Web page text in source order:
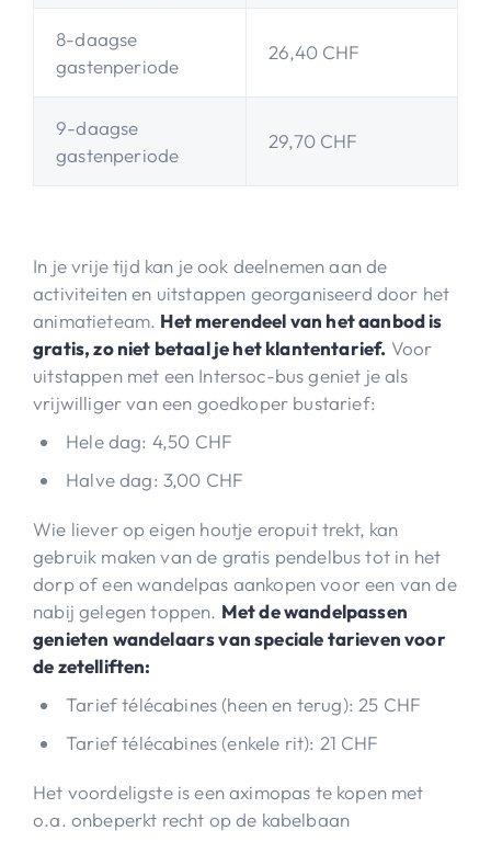
8-daagse
gastenperiode
26,40 CHF
9-daagse
gastenperiode
29,70 CHF
In je vrije tijd kan je ook deelnemen aan de
activiteiten en uitstappen georganiseerd door het
animatieteam. Het merendeel van het aanbod is
gratis, zo niet betaal je het klantentarief. Voor
uitstappen met een Intersoc-bus geniet je als
vrijwilliger van een goedkoper bustarief:
Hele dag: 4,50 CHF
Halve dag: 3,00 CHF
Wie liever op eigen houtje eropuit trekt, kan
gebruik maken van de gratis pendelbus tot in het
dorp of een wandelpas aankopen voor een van de
nabij gelegen toppen. Met de wandelpassen
genieten wandelaars van speciale tarieven voor
de zetelliften:
Tarief télécabines (heen en terug): 25 CHF
Tarief télécabines (enkele rit): 21 CHF
Het voordeligste is een aximopas te kopen met
o.a. onbeperkt recht op de kabelbaan